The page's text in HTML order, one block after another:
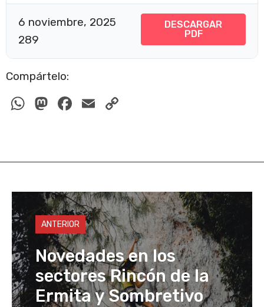
6 noviembre, 2025
289
DESCARGAR
PDF
Compártelo:
W
s
p
p
M
o
o
n
F
e
o
o
k
E
y
n
k
ANTERIOR
Novedades en los
sectores Rincón de la
Ermita y Sombretivo